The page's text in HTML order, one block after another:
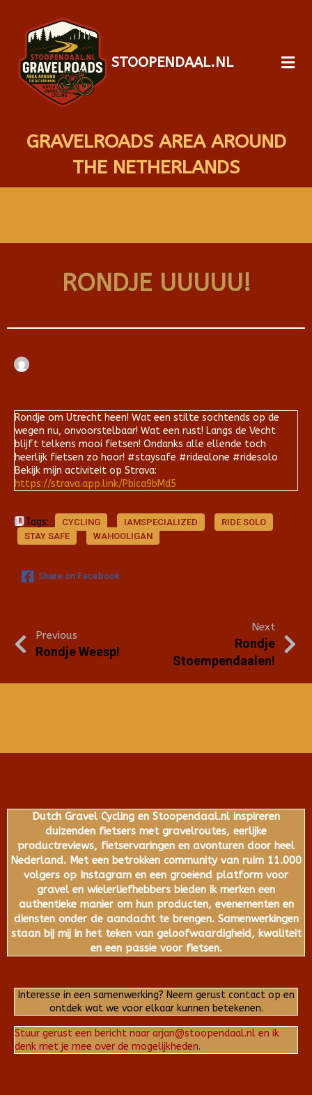
STOOPENDAAL.NL
GRAVELROADS AREA AROUND
THE NETHERLANDS
RONDJE UUUUU!
Rondje om Utrecht heen! Wat een stilte sochtends op de
wegen nu, onvoorstelbaar! Wat een rust! Langs de Vecht
blijft telkens mooi fietsen! Ondanks alle ellende toch
heerlijk fietsen zo hoor! #staysafe #ridealone #ridesolo
Bekijk mijn activiteit op Strava:
https://strava.app.link/Pbica9bMd5
Tags: CYCLING IAMSPECIALIZED
RIDE SOLO
STAY SAFE
WAHOOLIGAN
Share on Facebook
Previous
Rondje Weesp!
Next
Rondje
Stoempendaalen!
Dutch Gravel Cycling en Stoopendaal.nl inspireren
duizenden fietsers met gravelroutes, eerlijke
productreviews, fietservaringen en avonturen door heel
Nederland. Met een betrokken community van ruim 11.000
volgers op Instagram en een groeiend platform voor
gravel en wielerliefhebbers bieden ik merken een
authentieke manier om hun producten, evenementen en
diensten onder de aandacht te brengen. Samenwerkingen
staan bij mij in het teken van geloofwaardigheid, kwaliteit
en een passie voor fietsen.
Interesse in een samenwerking? Neem gerust contact op en
ontdek wat we voor elkaar kunnen betekenen.
Stuur gerust een bericht naar arjan@stoopendaal.nl en ik
denk met je mee over de mogelijkheden.